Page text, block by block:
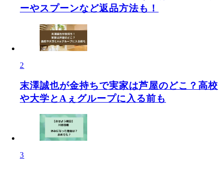
ーやスプーンなど返品方法も！
2
末澤誠也が金持ちで実家は芦屋のどこ？高校
や大学とAぇグループに入る前も
3